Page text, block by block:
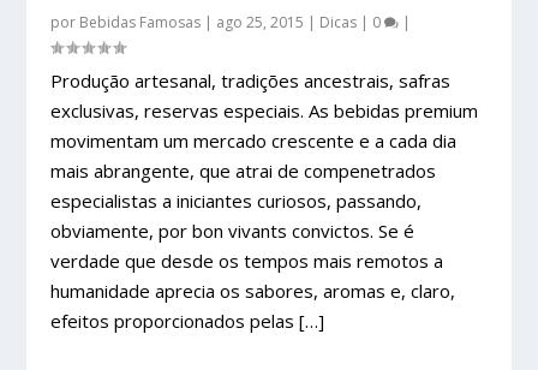
por Bebidas Famosas | ago 25, 2015 | Dicas | 0 |
Produção artesanal, tradições ancestrais, safras
exclusivas, reservas especiais. As bebidas premium
movimentam um mercado crescente e a cada dia
mais abrangente, que atrai de compenetrados
especialistas a iniciantes curiosos, passando,
obviamente, por bon vivants convictos. Se é
verdade que desde os tempos mais remotos a
humanidade aprecia os sabores, aromas e, claro,
efeitos proporcionados pelas […]